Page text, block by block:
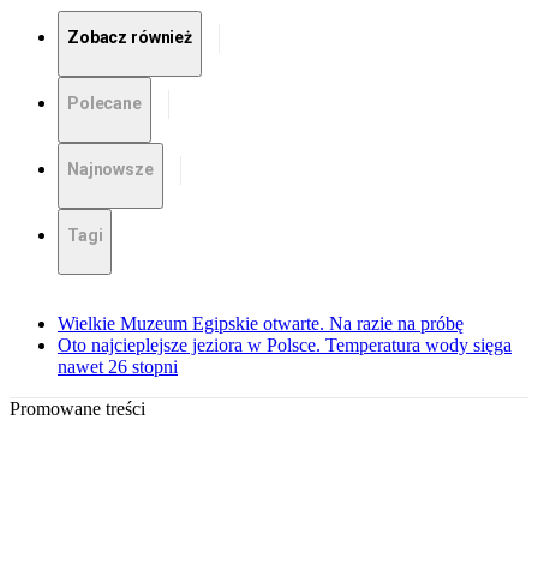
Zobacz również
Polecane
Najnowsze
Tagi
Wielkie Muzeum Egipskie otwarte. Na razie na próbę
Oto najcieplejsze jeziora w Polsce. Temperatura wody sięga
nawet 26 stopni
Promowane treści